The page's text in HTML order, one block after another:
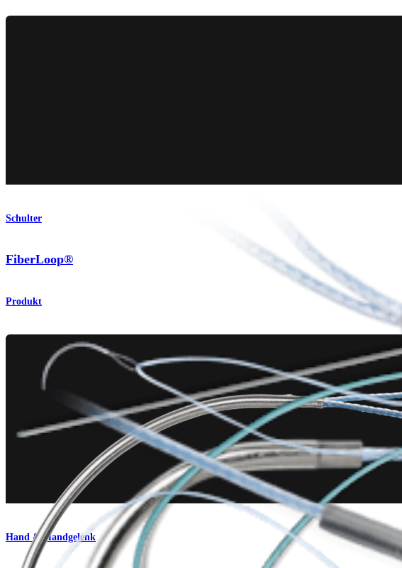
Schulter
FiberLoop®
Produkt
Hand & Handgelenk